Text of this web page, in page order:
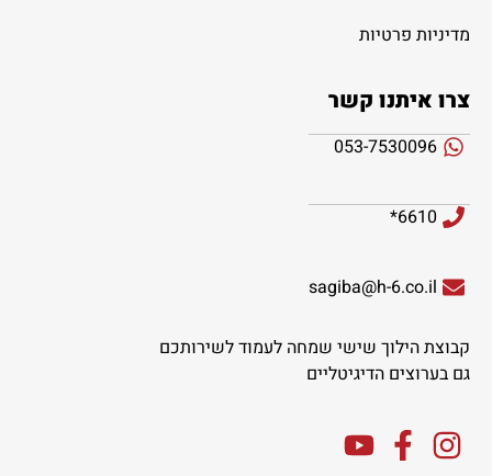
מדיניות פרטיות
צרו איתנו קשר
053-7530096
6610*
sagiba@h-6.co.il
קבוצת הילוך שישי שמחה לעמוד לשירותכם
גם בערוצים הדיגיטליים